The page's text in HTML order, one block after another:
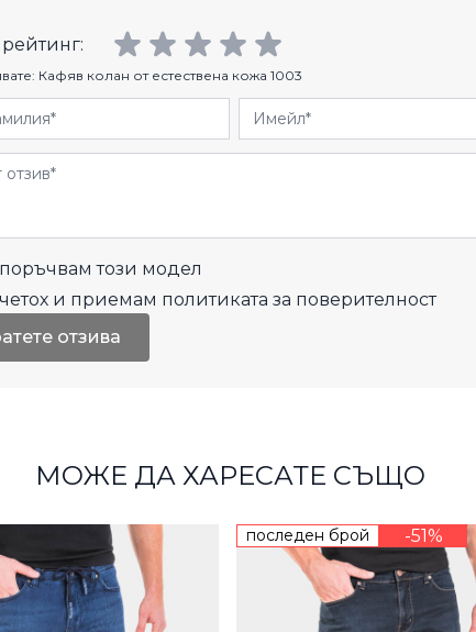
Кафяв колан от естествена кожа 1003
Имейл
този модел
и приемам политиката за поверителност
отзива
МОЖЕ ДА ХАРЕСАТЕ СЪЩО
последен брой -51%